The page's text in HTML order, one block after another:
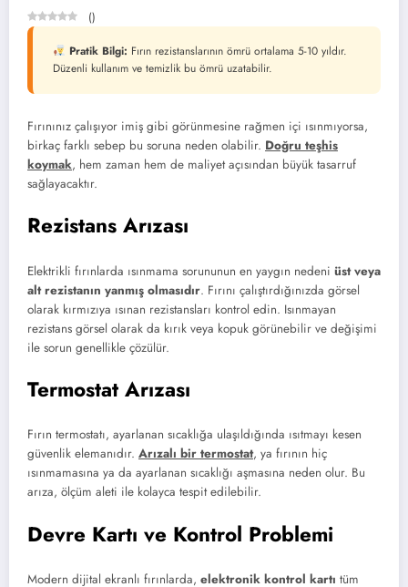
()
Pratik Bilgi: Fırın rezistanslarının ömrü ortalama 5-10 yıldır.
Düzenli kullanım ve temizlik bu ömrü uzatabilir.
Fırınınız çalışıyor imiş gibi görünmesine rağmen içi ısınmıyorsa,
birkaç farklı sebep bu soruna neden olabilir. Doğru teşhis
koymak, hem zaman hem de maliyet açısından büyük tasarruf
sağlayacaktır.
Rezistans Arızası
Elektrikli fırınlarda ısınmama sorununun en yaygın nedeni üst veya
alt rezistanın yanmış olmasıdır. Fırını çalıştırdığınızda görsel
olarak kırmızıya ısınan rezistansları kontrol edin. Isınmayan
rezistans görsel olarak da kırık veya kopuk görünebilir ve değişimi
ile sorun genellikle çözülür.
Termostat Arızası
Fırın termostatı, ayarlanan sıcaklığa ulaşıldığında ısıtmayı kesen
güvenlik elemanıdır. Arızalı bir termostat, ya fırının hiç
ısınmamasına ya da ayarlanan sıcaklığı aşmasına neden olur. Bu
arıza, ölçüm aleti ile kolayca tespit edilebilir.
Devre Kartı ve Kontrol Problemi
Modern dijital ekranlı fırınlarda, elektronik kontrol kartı tüm